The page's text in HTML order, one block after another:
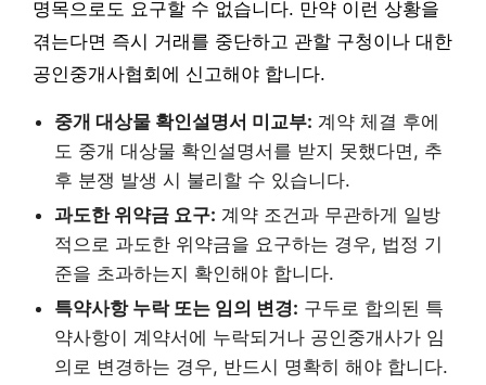
명목으로도 요구할 수 없습니다. 만약 이런 상황을
겪는다면 즉시 거래를 중단하고 관할 구청이나 대한
공인중개사협회에 신고해야 합니다.
중개 대상물 확인설명서 미교부: 계약 체결 후에
도 중개 대상물 확인설명서를 받지 못했다면, 추
후 분쟁 발생 시 불리할 수 있습니다.
과도한 위약금 요구: 계약 조건과 무관하게 일방
적으로 과도한 위약금을 요구하는 경우, 법정 기
준을 초과하는지 확인해야 합니다.
특약사항 누락 또는 임의 변경: 구두로 합의된 특
약사항이 계약서에 누락되거나 공인중개사가 임
의로 변경하는 경우, 반드시 명확히 해야 합니다.